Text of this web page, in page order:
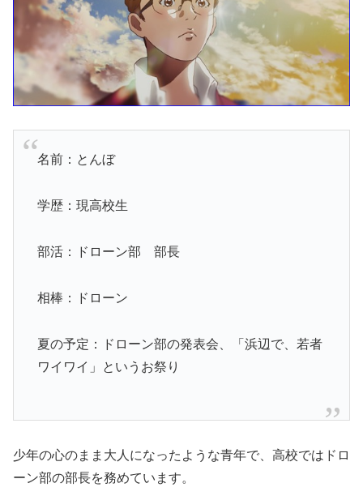
名前：とんぼ
学歴：現高校生
部活：ドローン部 部長
相棒：ドローン
夏の予定：ドローン部の発表会、「浜辺で、若者
ワイワイ」というお祭り
少年の心のまま大人になったような青年で、高校ではドロ
ーン部の部長を務めています。